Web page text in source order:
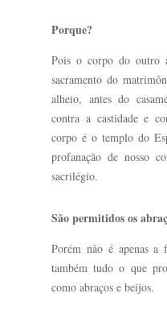
Porque?
Pois o corpo do outro
sacramento do
alheio, antes do
contra a castidade e
corpo é o templo do
profanação de nosso
sacrilégio.
São permitidos os
Porém não é apenas a
também tudo o que
como abraços e beijos.